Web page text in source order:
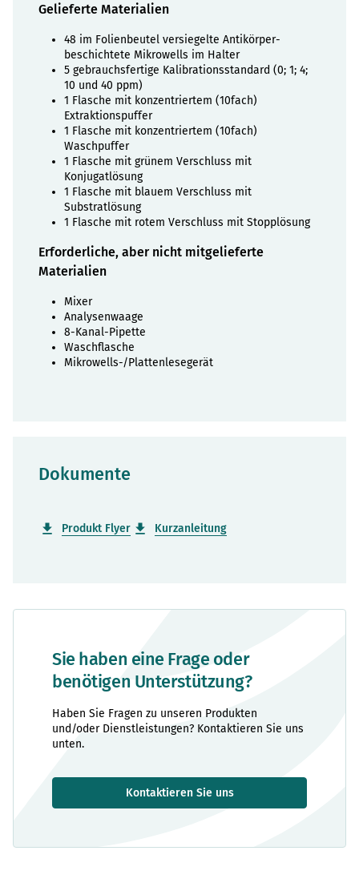
Sie haben eine Frage oder
benötigen Unterstützung?
Haben Sie Fragen zu unseren Produkten
und/oder Dienstleistungen? Kontaktieren Sie uns
unten.
Kontaktieren Sie uns
Gelieferte Materialien
48 im Folienbeutel versiegelte Antikörper-
beschichtete Mikrowells im Halter
5 gebrauchsfertige Kalibrationsstandard (0; 1; 4;
10 und 40 ppm)
1 Flasche mit konzentriertem (10fach)
Extraktionspuffer
1 Flasche mit konzentriertem (10fach)
Waschpuffer
1 Flasche mit grünem Verschluss mit
Konjugatlösung
1 Flasche mit blauem Verschluss mit
Substratlösung
1 Flasche mit rotem Verschluss mit Stopplösung
Erforderliche, aber nicht mitgelieferte
Materialien
Mixer
Analysenwaage
8-Kanal-Pipette
Waschflasche
Mikrowells-/Plattenlesegerät
Dokumente
Produkt Flyer Kurzanleitung